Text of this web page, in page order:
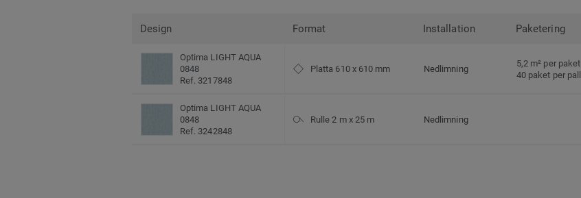
Design Format Installation Paketering
Optima LIGHT AQUA
0848
Ref. 3217848
Platta 610 x 610 mm Nedlimning
5,2 m² per paket
40 paket per pall
Optima LIGHT AQUA
0848
Ref. 3242848
Rulle 2 m x 25 m Nedlimning